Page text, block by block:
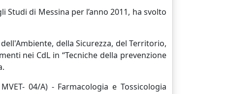
di Messina per l’anno 2011, ha svolto
dell'Ambiente, della Sicurezza, del Territorio,
nei CdL in “Tecniche della prevenzione
04/A) - Farmacologia e Tossicologia